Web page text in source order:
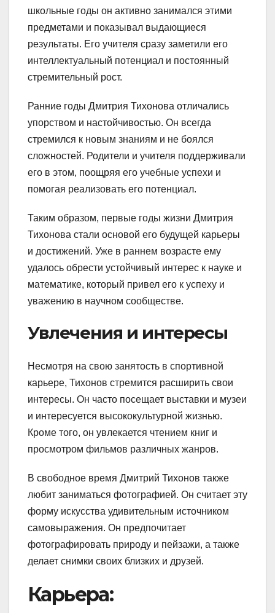
школьные годы он активно занимался этими
предметами и показывал выдающиеся
результаты. Его учителя сразу заметили его
интеллектуальный потенциал и постоянный
стремительный рост.
Ранние годы Дмитрия Тихонова отличались
упорством и настойчивостью. Он всегда
стремился к новым знаниям и не боялся
сложностей. Родители и учителя поддерживали
его в этом, поощряя его учебные успехи и
помогая реализовать его потенциал.
Таким образом, первые годы жизни Дмитрия
Тихонова стали основой его будущей карьеры
и достижений. Уже в раннем возрасте ему
удалось обрести устойчивый интерес к науке и
математике, который привел его к успеху и
уважению в научном сообществе.
Увлечения и интересы
Несмотря на свою занятость в спортивной
карьере, Тихонов стремится расширить свои
интересы. Он часто посещает выставки и музеи
и интересуется высококультурной жизнью.
Кроме того, он увлекается чтением книг и
просмотром фильмов различных жанров.
В свободное время Дмитрий Тихонов также
любит заниматься фотографией. Он считает эту
форму искусства удивительным источником
самовыражения. Он предпочитает
фотографировать природу и пейзажи, а также
делает снимки своих близких и друзей.
Карьера: